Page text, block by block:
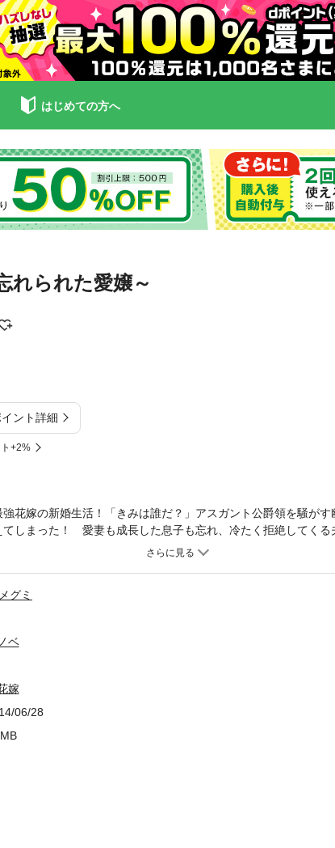
はじめての方へ
れられた愛嬢～
イント詳細
+2%
強花嫁の新婚生活！「きみは誰だ？」アスガント公爵領を騒が
しまった！ 愛妻も成長した息子も忘れ、冷たく拒絶してくる
動の原因である幽霊を追って、傲岸不遜な他家の墓守ギルが現
グミ
ベ
嫁
06/28